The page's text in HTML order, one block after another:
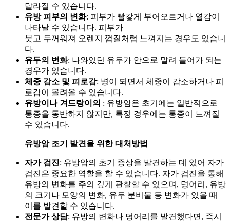
달라질 수 있습니다.
유방 피부의 변화: 피부가 빨갛게 부어오르거나 열감이
나타날 수 있습니다. 피부가
붓고 두꺼워져 오렌지 껍질처럼 느껴지는 경우도 있습니
다.
유두의 변화: 나와있던 유두가 안으로 말려 들어가 되는
경우가 있습니다.
체중 감소 및 피로감: 병이 되면서 체중이 감소하거나 피
로감이 몰려올 수 있습니다.
유방이나 겨드랑이의 : 유방암은 초기에는 일반적으로
통증을 동반하지 않지만, 특정 경우에는 통증이 느껴질
수 있습니다.
유방암 조기 발견을 위한 대처방법
자가 검진: 유방암의 초기 증상을 발견하는 데 있어 자가
검진은 중요한 역할을 할 수 있습니다. 자가 검진을 통해
유방의 변화를 주의 깊게 관찰할 수 있으며, 덩어리, 유방
의 크기나 모양의 변화, 유두 분비물 등 변화가 있을 때
이를 발견할 수 있습니다.
전문가 상담: 유방의 변화나 덩어리를 발견했다면, 즉시